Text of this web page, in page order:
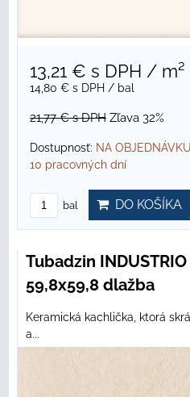
13,21 € s DPH / m²
14,80 € s DPH / bal
21,77 €s DPH Zľava 32%
Dostupnosť: NA
10 pracovných dní
bal DO KOŠÍKA
Tubadzin INDUSTRIO
59,8x59,8 dlažba
Keramická kachlička, ktorá
a...